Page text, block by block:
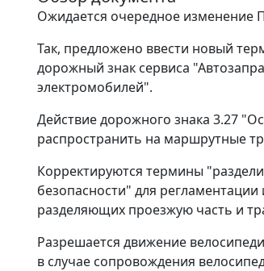
Ожидается очередное изменение
Так, предложено ввести новый
дорожный знак сервиса
электромобилей".
Действие дорожного знака 3.27
распространить на маршрутные
Корректируются термины
безопасности" для
разделяющих проезжую часть и
Разрешается движение
в случае сопровождения